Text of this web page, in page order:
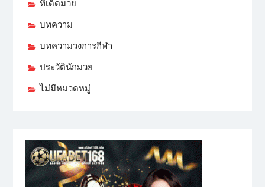
ทีเด็ดมวย
บทความ
บทความวงการกีฬา
ประวัตินักมวย
ไม่มีหมวดหมู่